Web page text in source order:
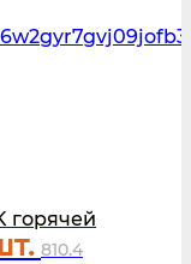
горячей
810.4